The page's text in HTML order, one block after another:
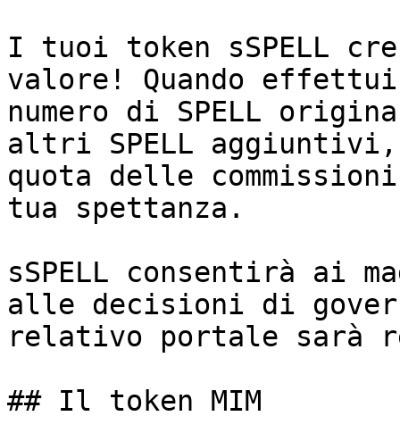
I tuoi token sSPELL
valore! Quando
numero di SPELL
altri SPELL
quota delle
tua spettanza.
sSPELL consentirà ai
alle decisioni di
relativo portale sarà
## Il token MIM